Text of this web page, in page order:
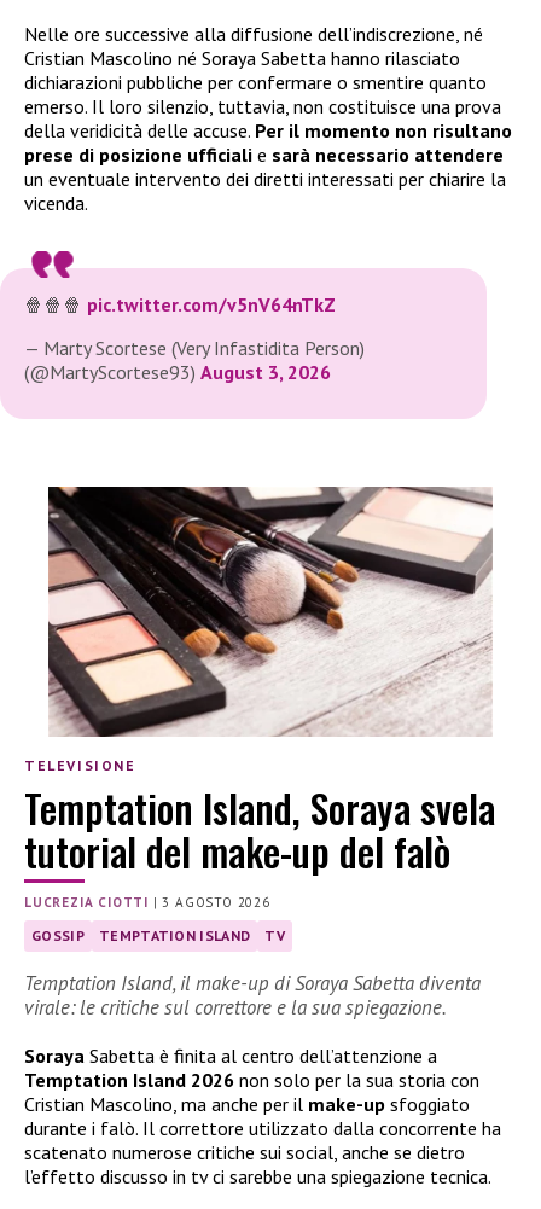
Nelle ore successive alla diffusione dell’indiscrezione, né
Cristian Mascolino né Soraya Sabetta hanno rilasciato
dichiarazioni pubbliche per confermare o smentire quanto
emerso. Il loro silenzio, tuttavia, non costituisce una prova
della veridicità delle accuse. Per il momento non risultano
prese di posizione ufficiali e sarà necessario attendere
un eventuale intervento dei diretti interessati per chiarire la
vicenda.
🍿🍿🍿 pic.twitter.com/v5nV64nTkZ
— Marty Scortese (Very Infastidita Person)
(@MartyScortese93) August 3, 2026
TELEVISIONE
Temptation Island, Soraya svela
tutorial del make-up del falò
LUCREZIA CIOTTI |3 AGOSTO 2026
GOSSIP TEMPTATION ISLAND TV
Temptation Island, il make-up di Soraya Sabetta diventa
virale: le critiche sul correttore e la sua spiegazione.
Soraya Sabetta è finita al centro dell’attenzione a
Temptation Island 2026 non solo per la sua storia con
Cristian Mascolino, ma anche per il make-up sfoggiato
durante i falò. Il correttore utilizzato dalla concorrente ha
scatenato numerose critiche sui social, anche se dietro
l’effetto discusso in tv ci sarebbe una spiegazione tecnica.